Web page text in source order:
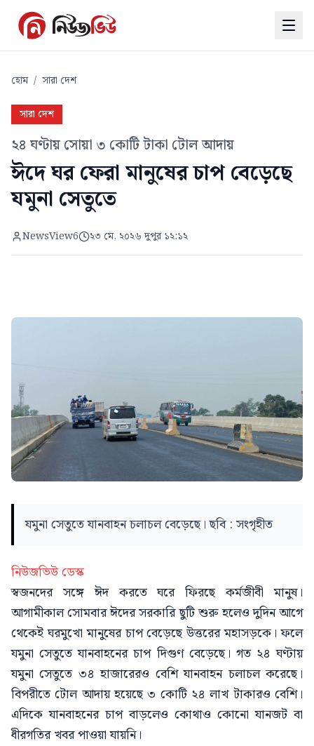
হোম / সারা দেশ
সারা দেশ
২৪ ঘণ্টায় সোয়া ৩ কোটি টাকা টোল আদায়
ঈদে ঘর ফেরা মানুষের চাপ বেড়েছে
যমুনা সেতুতে
NewsView6 ২৩ মে, ২০২৬ দুপুর ১২:১২
যমুনা সেতুতে যানবাহন চলাচল বেড়েছে। ছবি : সংগৃহীত
নিউজভিউ ডেস্ক
স্বজনদের সঙ্গে ঈদ করতে ঘরে ফিরছে কর্মজীবী মানুষ।
আগামীকাল সোমবার ঈদের সরকারি ছুটি শুরু হলেও দুদিন আগে
থেকেই ঘরমুখো মানুষের চাপ বেড়েছে উত্তরের মহাসড়কে। ফলে
যমুনা সেতুতে যানবাহনের চাপ দিগুণ বেড়েছে। গত ২৪ ঘণ্টায়
যমুনা সেতুতে ৩৪ হাজারেরও বেশি যানবাহন চলাচল করেছে।
বিপরীতে টোল আদায় হয়েছে ৩ কোটি ২৪ লাখ টাকারও বেশি।
এদিকে যানবাহনের চাপ বাড়লেও কোথাও কোনো যানজট বা
ধীরগতির খবর পাওয়া যায়নি।